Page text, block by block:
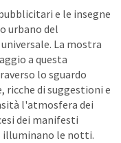
e le insegne
urbano del
La mostra
a questa
lo sguardo
ricche di suggestioni e
l'atmosfera dei
dei manifesti
illuminano le notti.